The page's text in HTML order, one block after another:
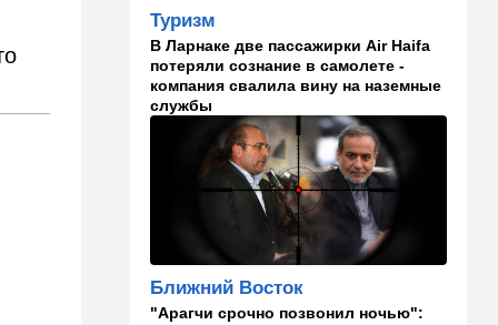
В мире
Заложники Сеуты: почему
марокканские подростки не
могут вернуться домой
14:09 Мнения
Несколько минут между
воем сирены и ударом
В мире
Полное затмение — не для
Израиля: куда ехать за
12:40 В мире
Туризм
В Ларнаке две пассажирки Air Haifa
потеряли сознание в самолете -
компания свалила вину на наземные
службы
Ближний Восток
"Арагчи срочно позвонил ночью":